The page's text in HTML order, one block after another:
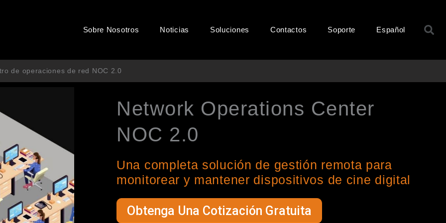
Sobre Nosotros Noticias Soluciones Contactos Soporte Español
de operaciones de red NOC 2.0
Network Operations Center
NOC 2.0
Una completa solución de gestión remota para
monitorear y mantener dispositivos de cine digital
Obtenga Una Cotización Gratuita